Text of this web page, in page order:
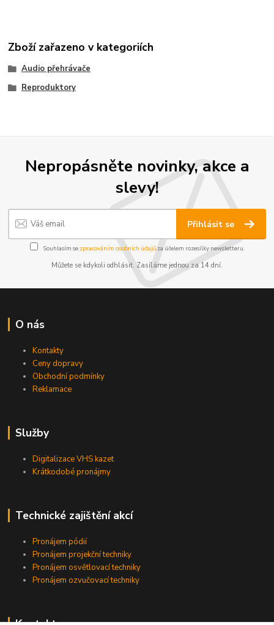
Zboží zařazeno v kategoriích
Audio přehrávače
Reproduktory
Nepropásněte novinky, akce a
slevy!
Přihlásit se
Souhlasím se zpracováním osobních údajůza účelem rozesílky newsletteru.
Můžete se kdykoli odhlásit. Zasíláme jednou za 14 dní.
O nás
Kontakty
Ceny dopravy
Obchodní podmínky
Reklamace
Služby
Digitalizace VHS kazet
Krátkodobé pronájmy
Technické zajištění akcí
Pronájem pódií
Pronájem projekční techniky
Pronájem osvětlovací techniky
Pronájem ozvučovací techniky